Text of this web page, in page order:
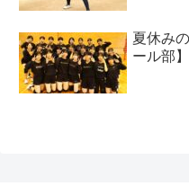
夏休み
ール部】